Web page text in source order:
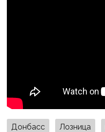
Донбасс Лозница